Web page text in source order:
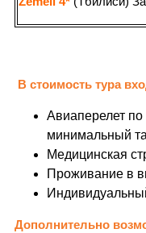
В стоимость тура
Авиаперелет
минимальный
Медицинская
Проживание в
Дополнительно